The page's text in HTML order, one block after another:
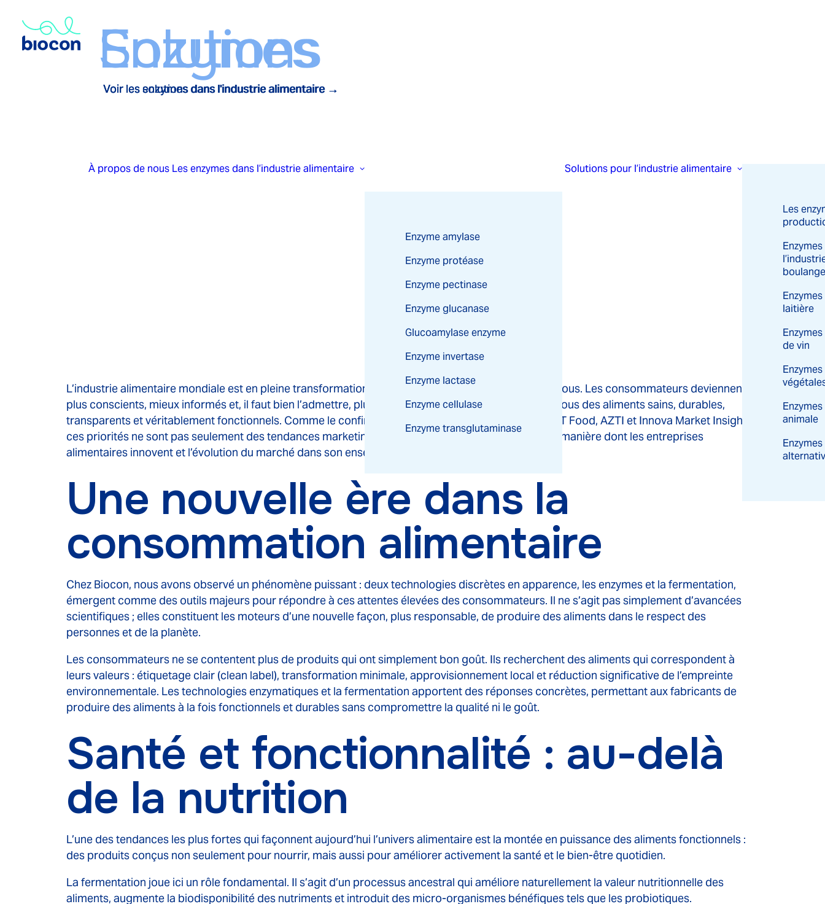
À propos de nous Les enzymes dans l’industrie alimentaire
Enzymes
Voir les enzymes dans l'industrie alimentaire →
Enzyme amylase
Enzyme protéase
Enzyme pectinase
Enzyme glucanase
Glucoamylase enzyme
Enzyme invertase
Enzyme lactase
Enzyme cellulase
Enzyme transglutaminase
Solutions pour l’industrie alimentaire
Solutions
Voir les solutions dans l'industrie alimentaire →
Les
laitière
de vin
animale
L’industrie alimentaire mondiale est en pleine transformation, et elle est portée par chacun d’entre nous. Les consommateurs deviennent
plus conscients, mieux informés et, il faut bien l’admettre, plus exigeants que jamais. Nous voulons tous des aliments sains, durables,
transparents et véritablement fonctionnels. Comme le confirment les rapports d’experts tels que EIT Food, AZTI et Innova Market Insights,
ces priorités ne sont pas seulement des tendances marketing : elles redéfinissent complètement la manière dont les entreprises
alimentaires innovent et l’évolution du marché dans son ensemble.
Une nouvelle ère dans la
consommation alimentaire
Chez Biocon, nous avons observé un phénomène puissant : deux technologies discrètes en apparence, les enzymes et la fermentation,
émergent comme des outils majeurs pour répondre à ces attentes élevées des consommateurs. Il ne s’agit pas simplement d’avancées
scientifiques ; elles constituent les moteurs d’une nouvelle façon, plus responsable, de produire des aliments dans le respect des
personnes et de la planète.
Les consommateurs ne se contentent plus de produits qui ont simplement bon goût. Ils recherchent des aliments qui correspondent à
leurs valeurs : étiquetage clair (clean label), transformation minimale, approvisionnement local et réduction significative de l’empreinte
environnementale. Les technologies enzymatiques et la fermentation apportent des réponses concrètes, permettant aux fabricants de
produire des aliments à la fois fonctionnels et durables sans compromettre la qualité ni le goût.
Santé et fonctionnalité : au-delà
de la nutrition
L’une des tendances les plus fortes qui façonnent aujourd’hui l’univers alimentaire est la montée en puissance des aliments fonctionnels :
des produits conçus non seulement pour nourrir, mais aussi pour améliorer activement la santé et le bien-être quotidien.
La fermentation joue ici un rôle fondamental. Il s’agit d’un processus ancestral qui améliore naturellement la valeur nutritionnelle des
aliments, augmente la biodisponibilité des nutriments et introduit des micro-organismes bénéfiques tels que les probiotiques.